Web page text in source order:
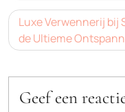
Luxe Verwennerij bij
de Ultieme
Geef een